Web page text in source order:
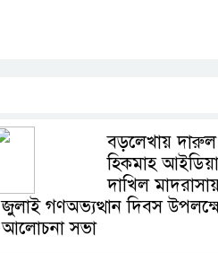
বড়লেখায় দারুল
হিকমাহ
দাখিল
জুলাই গণঅভ্যত্থান দিবস
আলোচনা সভা